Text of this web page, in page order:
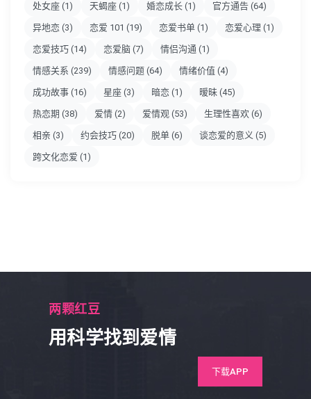
处女座 (1) 天蝎座 (1) 婚恋成长 (1) 官方通告 (64)
异地恋 (3) 恋爱 101 (19) 恋爱书单 (1) 恋爱心理 (1)
恋爱技巧 (14) 恋爱脑 (7) 情侣沟通 (1)
情感关系 (239) 情感问题 (64) 情绪价值 (4)
成功故事 (16) 星座 (3) 暗恋 (1) 暧昧 (45)
热恋期 (38) 爱情 (2) 爱情观 (53) 生理性喜欢 (6)
相亲 (3) 约会技巧 (20) 脱单 (6) 谈恋爱的意义 (5)
跨文化恋爱 (1)
两颗红豆
用科学找到爱情
下载APP